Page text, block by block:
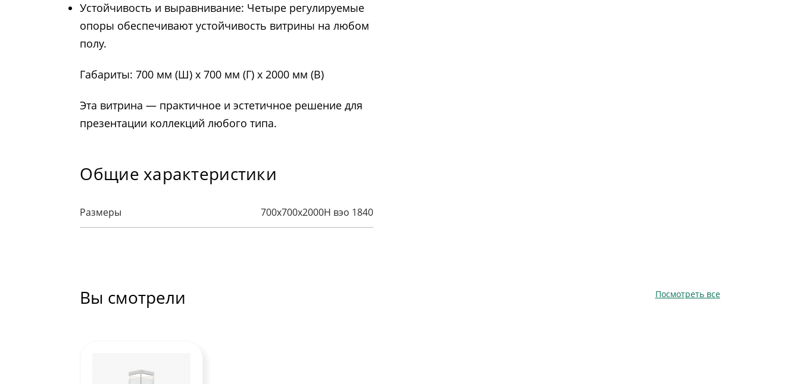
Устойчивость и выравнивание: Четыре регулируемые
опоры обеспечивают устойчивость витрины на любом
полу.
Габариты: 700 мм (Ш) х 700 мм (Г) х 2000 мм (В)
Эта витрина — практичное и эстетичное решение для
презентации коллекций любого типа.
Общие характеристики
Размеры 700х700х2000H вэо 1840
Вы смотрели Посмотреть все